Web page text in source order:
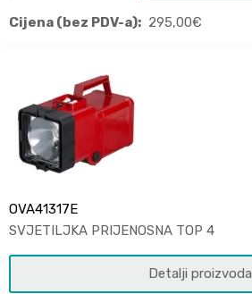
Cijena (bez PDV-a): 295,00€
OVA41317E
SVJETILJKA PRIJENOSNA TOP 4
Detalji proizvoda